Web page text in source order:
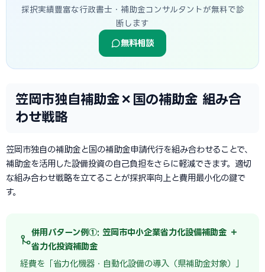
採択実績豊富な行政書士・補助金コンサルタントが無料で診
断します
無料相談
笠岡市独自補助金×国の補助金 組み合
わせ戦略
笠岡市独自の補助金と国の補助金申請代行を組み合わせることで、
補助金を活用した設備投資の自己負担をさらに軽減できます。適切
な組み合わせ戦略を立てることが採択率向上と費用最小化の鍵で
す。
併用パターン例①: 笠岡市中小企業省力化設備補助金 ＋
省力化投資補助金
経費を「省力化機器・自動化設備の導入（県補助金対象）」